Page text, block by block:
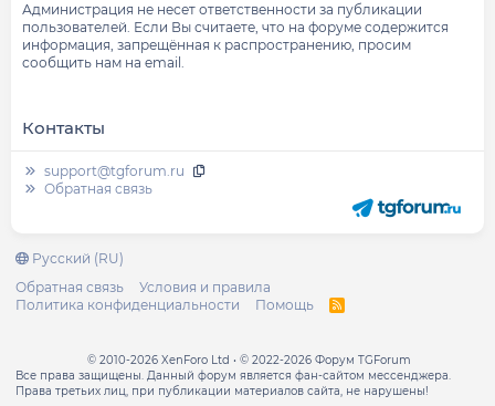
Администрация не несет ответственности за публикации
пользователей. Если Вы считаете, что на форуме содержится
информация, запрещённая к распространению, просим
сообщить нам на email.
Контакты
support@tgforum.ru
Обратная связь
Русский (RU)
Обратная связь
Условия и правила
Политика конфиденциальности
Помощь
R
© 2010-2026 XenForo Ltd
© 2022-2026 Форум TGForum
Все права защищены. Данный форум является фан-сайтом мессенджера.
Права третьих лиц, при публикации материалов сайта, не нарушены!